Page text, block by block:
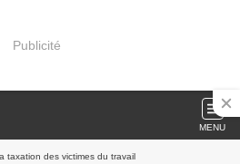
Publicité
MENU
taxation des victimes du travail